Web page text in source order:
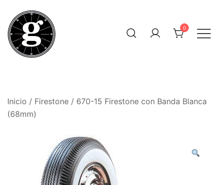
contenido
0
Inicio / Firestone / 670-15 Firestone con Banda Blanca
(68mm)